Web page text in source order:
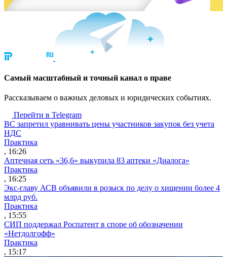
Cамый масштабный и точный канал о праве
Рассказываем о важных деловых и юридических событиях.
Перейти в Telegram
ВС запретил уравнивать цены участников закупок без учета
НДС
Практика
, 16:26
Аптечная сеть «36,6» выкупила 83 аптеки «Диалога»
Практика
, 16:25
Экс-главу АСВ объявили в розыск по делу о хищении более 4
млрд руб.
Практика
, 15:55
СИП поддержал Роспатент в споре об обозначении
«Нетдолгофф»
Практика
, 15:17